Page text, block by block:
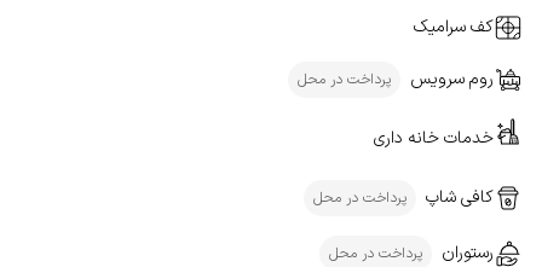
کف سرامیک
روم سرویس پرداخت در محل
خدمات خانه داری
کافی شاپ پرداخت در محل
رستوران پرداخت در محل